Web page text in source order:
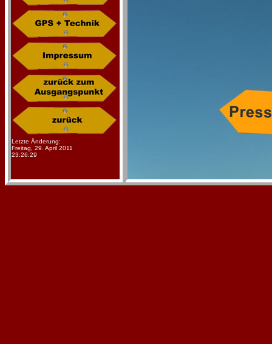
Letzte Änderung:
Freitag, 29. April 2011
23:26:29